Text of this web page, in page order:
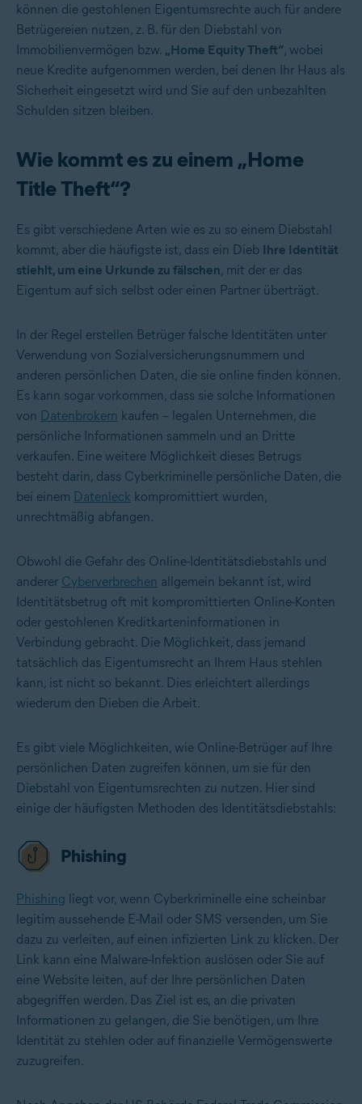
können die gestohlenen Eigentumsrechte auch für andere
Betrügereien nutzen, z. B. für den Diebstahl von
Immobilienvermögen bzw. „Home Equity Theft“, wobei
neue Kredite aufgenommen werden, bei denen Ihr Haus als
Sicherheit eingesetzt wird und Sie auf den unbezahlten
Schulden sitzen bleiben.
Wie kommt es zu einem „Home
Title Theft“?
Es gibt verschiedene Arten wie es zu so einem Diebstahl
kommt, aber die häufigste ist, dass ein Dieb Ihre Identität
stiehlt, um eine Urkunde zu fälschen, mit der er das
Eigentum auf sich selbst oder einen Partner überträgt.
In der Regel erstellen Betrüger falsche Identitäten unter
Verwendung von Sozialversicherungsnummern und
anderen persönlichen Daten, die sie online finden können.
Es kann sogar vorkommen, dass sie solche Informationen
von Datenbrokern kaufen – legalen Unternehmen, die
persönliche Informationen sammeln und an Dritte
verkaufen. Eine weitere Möglichkeit dieses Betrugs
besteht darin, dass Cyberkriminelle persönliche Daten, die
bei einem Datenleck kompromittiert wurden,
unrechtmäßig abfangen.
Obwohl die Gefahr des Online-Identitätsdiebstahls und
anderer Cyberverbrechen allgemein bekannt ist, wird
Identitätsbetrug oft mit kompromittierten Online-Konten
oder gestohlenen Kreditkarteninformationen in
Verbindung gebracht. Die Möglichkeit, dass jemand
tatsächlich das Eigentumsrecht an Ihrem Haus stehlen
kann, ist nicht so bekannt. Dies erleichtert allerdings
wiederum den Dieben die Arbeit.
Es gibt viele Möglichkeiten, wie Online-Betrüger auf Ihre
persönlichen Daten zugreifen können, um sie für den
Diebstahl von Eigentumsrechten zu nutzen. Hier sind
einige der häufigsten Methoden des Identitätsdiebstahls:
Phishing
Phishing liegt vor, wenn Cyberkriminelle eine scheinbar
legitim aussehende E-Mail oder SMS versenden, um Sie
dazu zu verleiten, auf einen infizierten Link zu klicken. Der
Link kann eine Malware-Infektion auslösen oder Sie auf
eine Website leiten, auf der Ihre persönlichen Daten
abgegriffen werden. Das Ziel ist es, an die privaten
Informationen zu gelangen, die Sie benötigen, um Ihre
Identität zu stehlen oder auf finanzielle Vermögenswerte
zuzugreifen.